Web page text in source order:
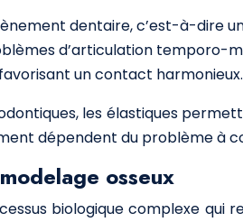
dentaire, c’est-à-dire
d’articulation temporo-
un contact harmonieux.
les élastiques
dépendent du problème à
osseux
biologique complexe